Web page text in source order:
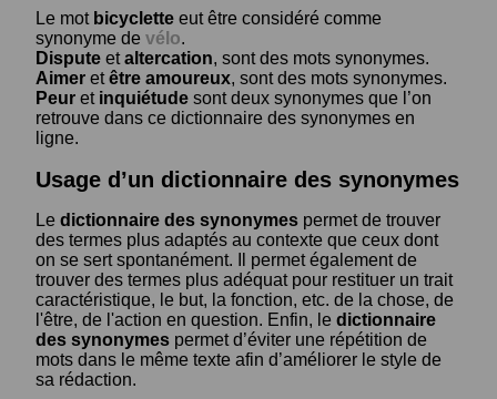
Le mot bicyclette eut être considéré comme
synonyme de vélo.
Dispute etaltercation, sont des mots synonymes.
Aimer etêtre amoureux, sont des mots synonymes.
Peur et inquiétude sont deux synonymes que l’on
retrouve dans ce dictionnaire des synonymes en
ligne.
Usage d’un dictionnaire des synonymes
Le dictionnaire des synonymes permet de trouver
des termes plus adaptés au contexte que ceux dont
on se sert spontanément. Il permet également de
trouver des termes plus adéquat pour restituer un trait
caractéristique, le but, la fonction, etc. de la chose, de
l'être, de l'action en question. Enfin, le dictionnaire
des synonymes permet d’éviter une répétition de
mots dans le même texte afin d’améliorer le style de
sa rédaction.